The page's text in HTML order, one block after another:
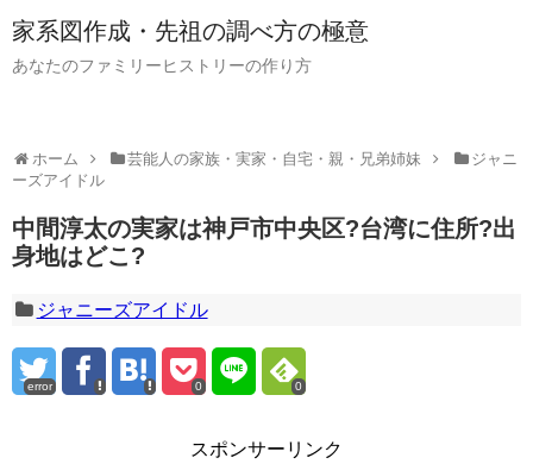
家系図作成・先祖の調べ方の極意
あなたのファミリーヒストリーの作り方
ホーム 芸能人の家族・実家・自宅・親・兄弟姉妹
ジャニ
ーズアイドル
中間淳太の実家は神戸市中央区?台湾に住所?出
身地はどこ?
ジャニーズアイドル
error 0 0
スポンサーリンク